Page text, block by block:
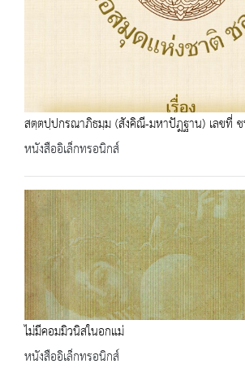
สตฺตปฺปกรณาภิธมฺม (สังคิณี-มหาปัฎฐาน) เลขที่
หนังสืออิเล็กทรอนิกส์
ไม่มีคอมมิวนิสในอกแม่
หนังสืออิเล็กทรอนิกส์